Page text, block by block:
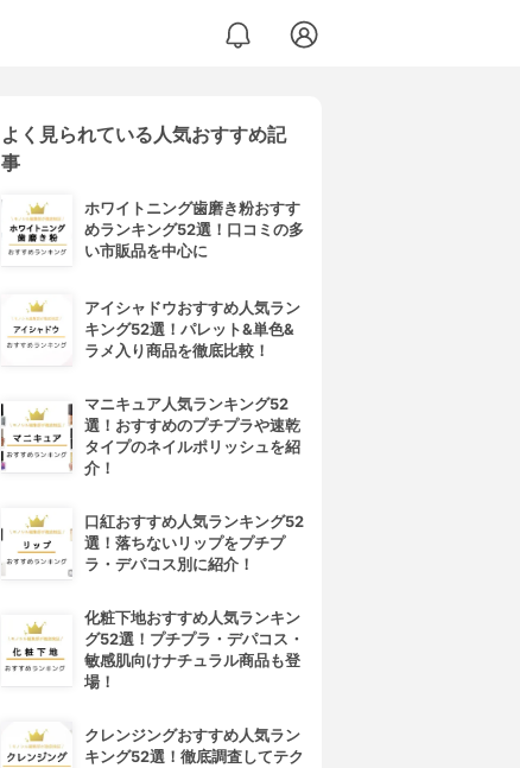
よく見られている人気おすすめ記
事
ホワイトニング歯磨き粉おすす
めランキング52選！口コミの多
い市販品を中心に
アイシャドウおすすめ人気ラン
キング52選！パレット&単色&
ラメ入り商品を徹底比較！
マニキュア人気ランキング52
選！おすすめのプチプラや速乾
タイプのネイルポリッシュを紹
介！
口紅おすすめ人気ランキング52
選！落ちないリップをプチプ
ラ・デパコス別に紹介！
化粧下地おすすめ人気ランキン
グ52選！プチプラ・デパコス・
敏感肌向けナチュラル商品も登
場！
クレンジングおすすめ人気ラン
キング52選！徹底調査してテク